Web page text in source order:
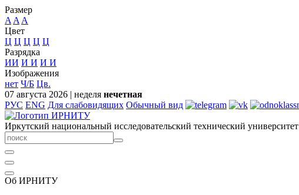
Размер
A A A
Цвет
Ц Ц Ц Ц Ц
Разрядка
ИИ И И И И
Изображения
нет Ч/Б Цв.
07 августа 2026 | неделя нечетная
РУС ENG Для слабовидящих Обычный вид
Иркутский национальный исследовательский технический университет
Об ИРНИТУ